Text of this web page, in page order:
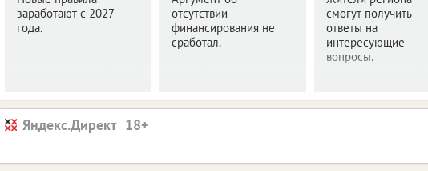
заработают с 2027
года.
отсутствии
финансирования не
сработал.
смогут получить
ответы на
интересующие
вопросы.
Яндекс.Директ